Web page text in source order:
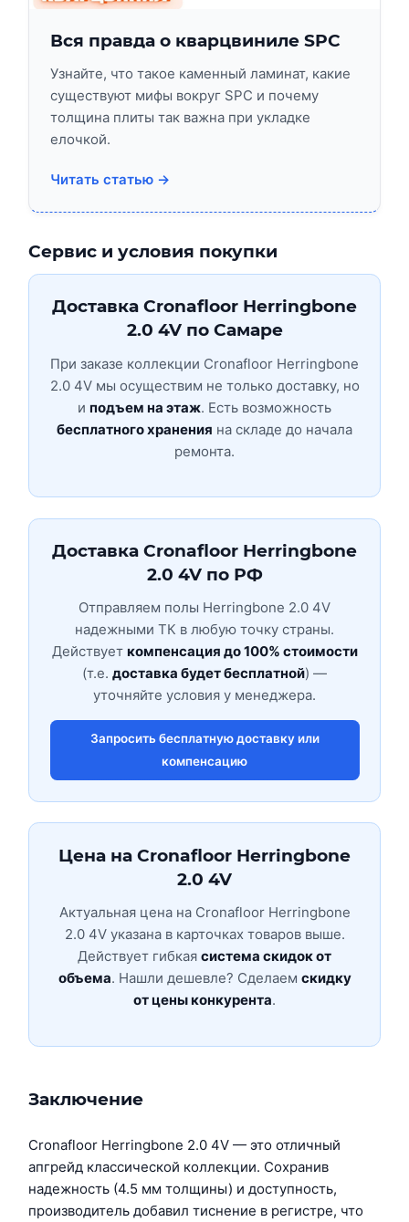
Вся правда о кварцвиниле SPC
Узнайте, что такое каменный ламинат, какие
существуют мифы вокруг SPC и почему
толщина плиты так важна при укладке
елочкой.
Читать статью →
Сервис и условия покупки
Доставка Cronafloor Herringbone
2.0 4V по Самаре
При заказе коллекции Cronafloor Herringbone
2.0 4V мы осуществим не только доставку, но
и подъем на этаж. Есть возможность
бесплатного хранения на складе до начала
ремонта.
Доставка Cronafloor Herringbone
2.0 4V по РФ
Отправляем полы Herringbone 2.0 4V
надежными ТК в любую точку страны.
Действует компенсация до 100% стоимости
(т.е. доставка будет бесплатной) —
уточняйте условия у менеджера.
Запросить бесплатную доставку или
компенсацию
Цена на Cronafloor Herringbone
2.0 4V
Актуальная цена на Cronafloor Herringbone
2.0 4V указана в карточках товаров выше.
Действует гибкая система скидок от
объема. Нашли дешевле? Сделаем скидку
от цены конкурента.
Заключение
Cronafloor Herringbone 2.0 4V — это отличный
апгрейд классической коллекции. Сохранив
надежность (4.5 мм толщины) и доступность,
производитель добавил тиснение в регистре, что